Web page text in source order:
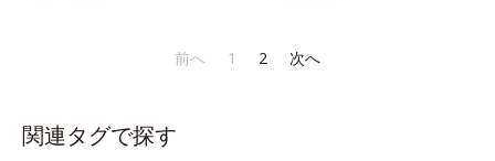
ハリ感のあるなめらかな肌を叶えま
与え若々しい印象*3 首のうるおい
ケアとして*4 ナイアシンアミド
であること(*2)を業界で初めて発見
の乾燥・テカリへのケアはそのまま
に、肌荒れ・ニキビ予防など“今”の
ケア(*1)する、オルビスの頭皮ケア
前へ 1 2 次へ
関連タグで探す